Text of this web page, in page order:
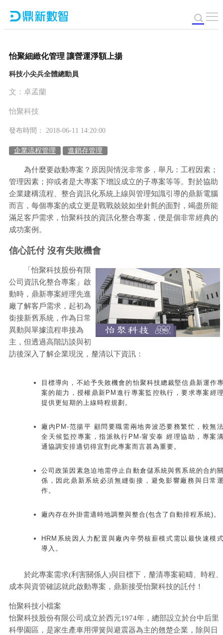
怡聚細緻化管理 讓營運淨額上揚
科技小尖兵全體總動員
文：卓孟蘭
怡聚科技
發布時間： 2018-06-11 14:20:00
企業流程管理 進銷存管理
為什麼要啟動專案？原因與情況非常多，舉凡：工程因素；
管理因素；抑或者是大專案下增設成立的子專案等等。對於協助
企業建構流程、整合資訊化系統上線與管理知識引導的鼎新電腦
而言，每個專案的成立更是戰戰兢兢如坐針氈的面對，竭盡所能
滿足客戶需求，怡聚科技的資訊化整合專案，便是個非常經典的
成功案例。
信心託付 沒有失敗機會
「怡聚科技股份有限
公司資訊化整合專案」啟
動時，鼎新專案經理先進
廠了解客戶需求，起初為
銜接新舊系統，作為日常
異動與單據流程串接為
主，但透過高階訪談與初
訪後深入了解企業現況，釐清以下資訊：
目標導向，不給予失敗機會的怡聚科技總裁堅信鼎新運作
案的能力，授權鼎新PM進行專案監控執行，要求專案經
提供更短期的上線時程規劃。
廠內PM-范揚平 顧問要職需兩地奔波恐要務繁忙，較無
全天候監控專案，指派執行PM-甯安泰 經理協助，專案
通協調安排適切得宜對此專案而言甚為重要。
公司政策因素急迫地需停止自動倉儲系統與舊系統的合約
係，因此鼎新系統必須無縫銜接，避免影響廠務與日常
作。
廠內存在外掛需適時地調整與整合(包含了自動排程系統)。
HRM系統因人力配置與廠內辛勞核薪模式需以最快速模
導入。
於此專案需求(利害關係人)與目標下，釐清專案範疇、時程、
成本與資管確認就此啟動專案，鼎新接受怡聚科技的託付！
怡聚科技小檔案
怡聚科技股份有限公司成立於西元1974年，總部設立於台中后里
科學園區，是家生產車用彈簧與避震器為主的翹楚企業，除與日